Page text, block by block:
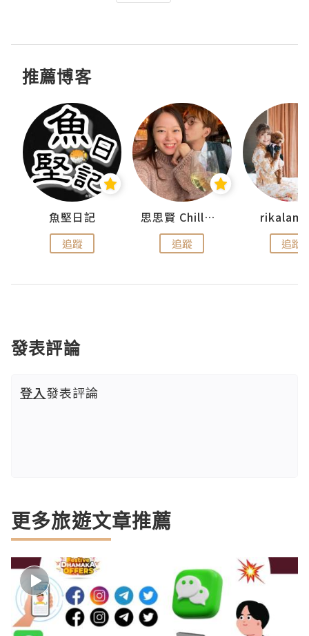
推薦博客
魚堅日記
追蹤
思思賢 ChillMyBabe
追蹤 追蹤
發表評論
登入發表評論
更多旅遊文章推薦